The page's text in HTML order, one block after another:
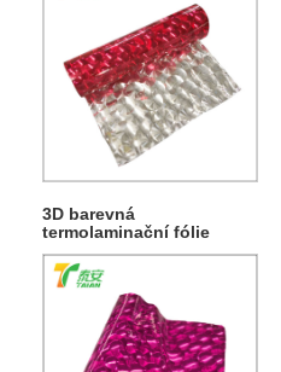
3D barevná
termolaminační fólie